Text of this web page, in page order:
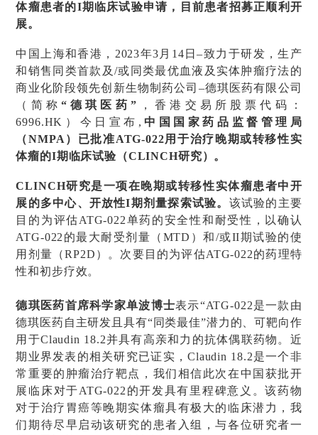
体瘤患者的I期临床试验申请，目前患者招募正顺利开
展。
中国上海和香港，2023年3月14日–致力于研发，生产
和销售同类首款及/或同类最优血液及实体肿瘤疗法的
商业化阶段领先创新生物制药公司–德琪医药有限公司
（简称 “德琪医药” ，香港交易所股票代码：
6996.HK）今日宣布, 中国国家药品监督管理局
（NMPA）已批准ATG-022用于治疗晚期或转移性实
体瘤的I期临床试验（CLINCH研究）。
CLINCH研究是一项在晚期或转移性实体瘤患者中开
展的多中心、开放性I期剂量探索试验。 该试验的主要
目的为评估ATG-022单药的安全性和耐受性，以确认
ATG-022的最大耐受剂量（MTD）和/或II期试验的使
用剂量（RP2D）。次要目的为评估ATG-022的药理特
性和初步疗效。
德琪医药首席科学家单波博士表示“ATG-022是一款由
德琪医药自主研发且具有“同类最佳”潜力的、可靶向作
用于Claudin 18.2并具有高亲和力的抗体偶联药物。近
期业界发表的相关研究已证实，Claudin 18.2是一个非
常重要的肿瘤治疗靶点，我们相信此次在中国获批开
展临床对于ATG-022的开发具有里程碑意义。该药物
对于治疗胃癌等晚期实体瘤具有极大的临床潜力，我
们期待尽早启动该研究的患者入组，与各位研究者一